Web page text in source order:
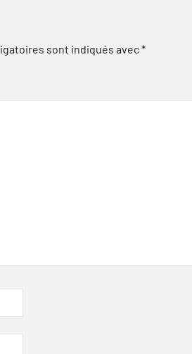
sont indiqués avec*